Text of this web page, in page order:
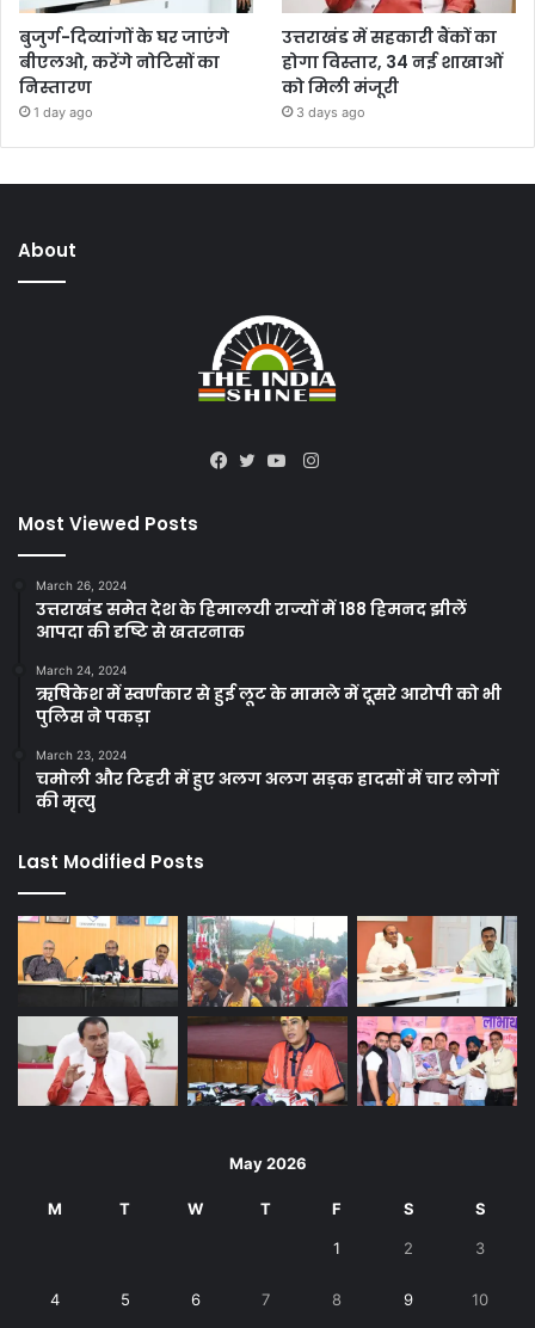
बुजुर्ग-दिव्यांगों के घर जाएंगे
बीएलओ, करेंगे नोटिसों का
निस्तारण
1 day ago
उत्तराखंड में सहकारी बैंकों का
होगा विस्तार, 34 नई शाखाओं
को मिली मंजूरी
3 days ago
About
Instagram
Most Viewed Posts
March 26, 2024
उत्तराखंड समेत देश के हिमालयी राज्यों में 188 हिमनद झीलें
आपदा की दृष्टि से खतरनाक
March 24, 2024
ऋषिकेश में स्वर्णकार से हुई लूट के मामले में दूसरे आरोपी को भी
पुलिस ने पकड़ा
March 23, 2024
चमोली और टिहरी में हुए अलग अलग सड़क हादसों में चार लोगों
की मृत्यु
Last Modified Posts
May 2026
M T W T F S S
1 2 3
4 5 6 7 8 9 10